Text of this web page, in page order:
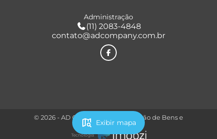
map_search Exibir mapa
Administração
(11) 2083-4848
contato@adcompany.com.br
© 2026 - AD Company Administração de Bens e
Condomínios
Tecnologia